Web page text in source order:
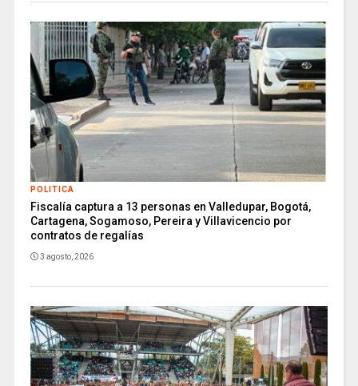
POLITICA
Fiscalía captura a 13 personas en Valledupar, Bogotá,
Cartagena, Sogamoso, Pereira y Villavicencio por
contratos de regalías
3 agosto, 2026